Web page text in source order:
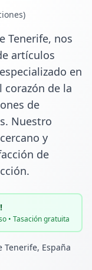
Tenerife, nos
artículos
en
corazón de la
de
Nuestro
y
de
• Tasación gratuita
Tenerife, España